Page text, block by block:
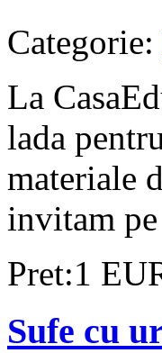
Categorie:
La
lada
materiale
invitam
Pret:1
Sufe cu